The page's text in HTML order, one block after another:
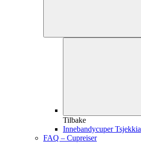
Tilbake
Innebandycuper Tsjekkia
FAQ – Cupreiser